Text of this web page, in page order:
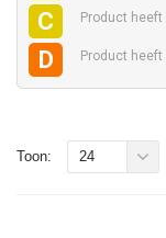
C Product heeft
D Product heeft
Toon: 24